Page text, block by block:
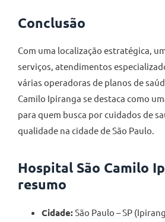
Conclusão
Com uma localização estratégica,
serviços, atendimentos
várias operadoras de planos de
Camilo Ipiranga se destaca como
para quem busca por cuidados de
qualidade na cidade de São Paulo.
Hospital São Camilo
resumo
Cidade:São Paulo – SP